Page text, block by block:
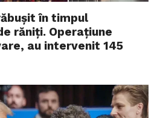
în timpul
răniți. Operațiune
au intervenit 145